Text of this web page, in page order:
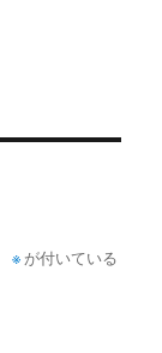
※ が付いている